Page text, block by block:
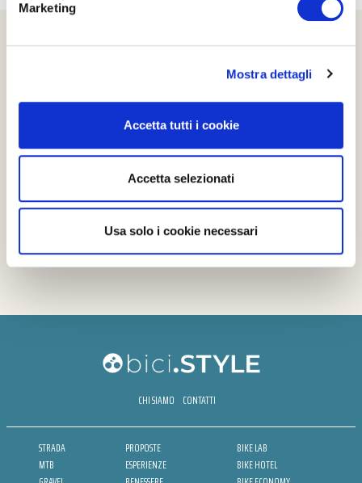
Marketing
Mostra dettagli
Accetta tutti i cookie
Accetta selezionati
Usa solo i cookie necessari
CHI SIAMO CONTATTI
STRADA
MTB
PROPOSTE
ESPERIENZE
BIKE LAB
BIKE HOTEL